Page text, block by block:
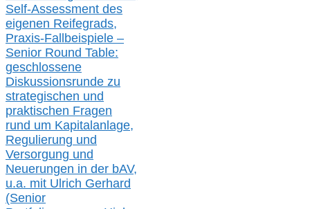
Self-Assessment des
eigenen Reifegrads,
Praxis-Fallbeispiele –
Senior Round Table:
geschlossene
Diskussionsrunde zu
strategischen und
praktischen Fragen
rund um Kapitalanlage,
Regulierung und
Versorgung und
Neuerungen in der bAV,
u.a. mit Ulrich Gerhard
(Senior